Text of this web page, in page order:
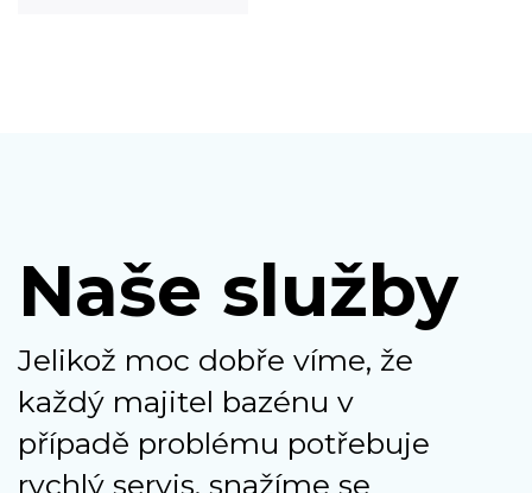
Naše služby
Jelikož moc dobře víme, že
každý majitel bazénu v
případě problému potřebuje
rychlý servis, snažíme se